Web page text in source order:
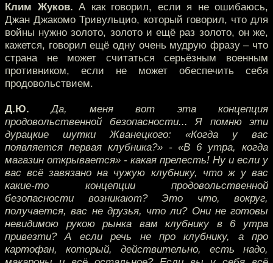
Клим Жуков. А как говорил, если я не ошибаюсь,
Джан Джакомо Тривульцио, который говорил, что для
войны нужно золото, золото и ещё раз золото, он же,
кажется, говорил ещё одну очень мудрую фразу – что
страна не может считаться серьёзным военным
противником, если не может обеспечить себя
продовольствием.
Д.Ю. Да, меня вот эта концепция
продовольственной безопасности... Я помню эти
дурацкие шутки Жванецкого: «Когда у вас
появляется первая клубника?» - «В 6 утра, когда
магазин открывается» - какая прелесть! Ну и если у
вас всё завязано на чужую клубнику, что ж у вас
какие-то концепции продовольственной
безопасности возникают? Это что, вокруг,
получается, вас не друзья, что ли? Они не готовы
невидимою рукою рынка вам клубнику в 6 утра
привезти? А если речь не про клубнику, а про
картофан, который, действительно, есть надо,